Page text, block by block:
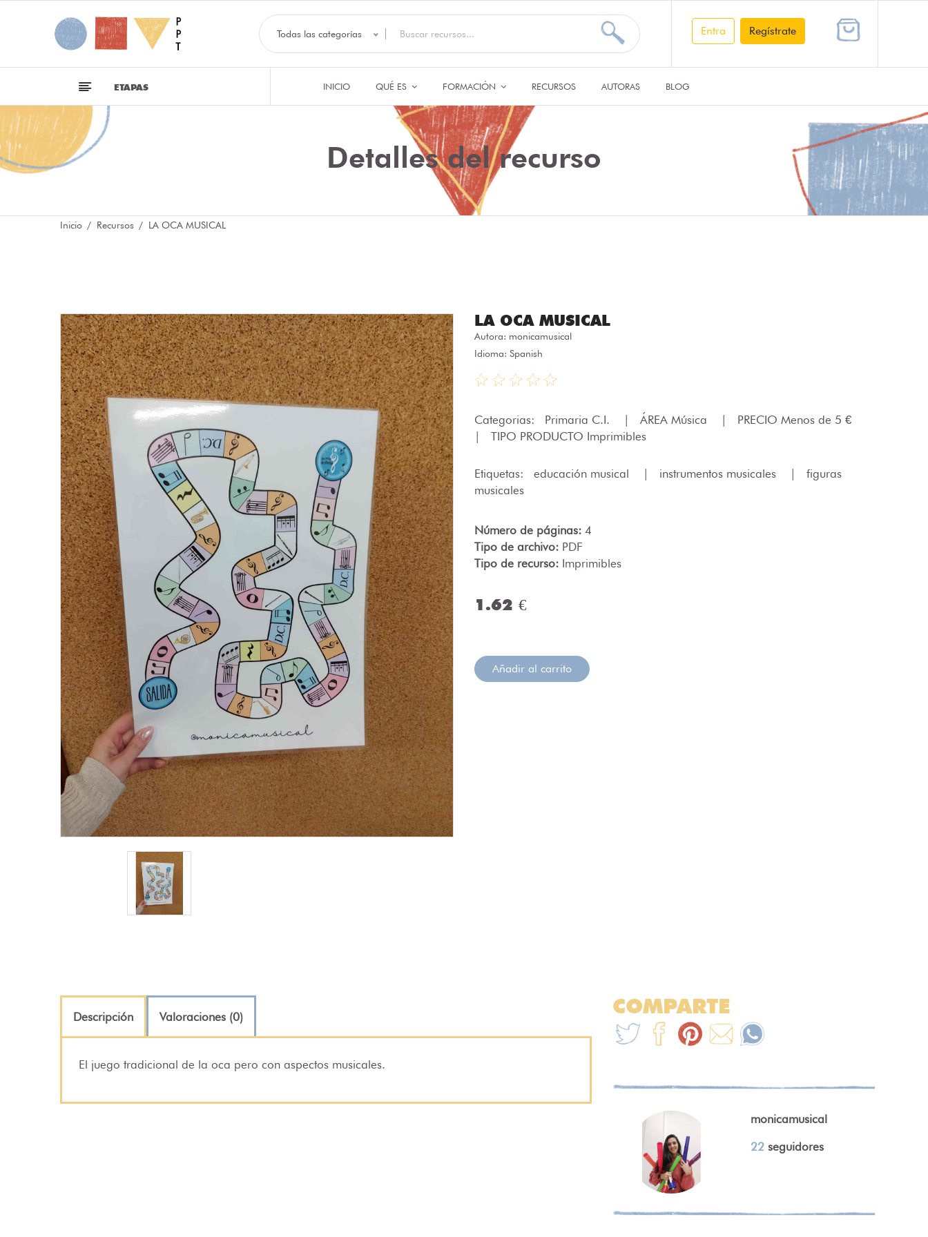
Todas las categorías Entra Regístrate
ETAPAS INICIO QUÉ ES FORMACIÓN RECURSOS AUTORAS BLOG
Detalles del recurso
Inicio Recursos LA OCA MUSICAL
LA OCA MUSICAL
Autora: monicamusical
Idioma: Spanish
Categorias: Primaria C.I. ÁREA Música
PRECIO Menos de 5 €
TIPO PRODUCTO Imprimibles
Etiquetas: educación musical instrumentos musicales
figuras
musicales
Número de páginas: 4
Tipo de archivo: PDF
Tipo de recurso: Imprimibles
1.62 €
Añadir al carrito
Descripción Valoraciones (0)
El juego tradicional de la oca pero con aspectos musicales.
COMPARTE
monicamusical
22 seguidores